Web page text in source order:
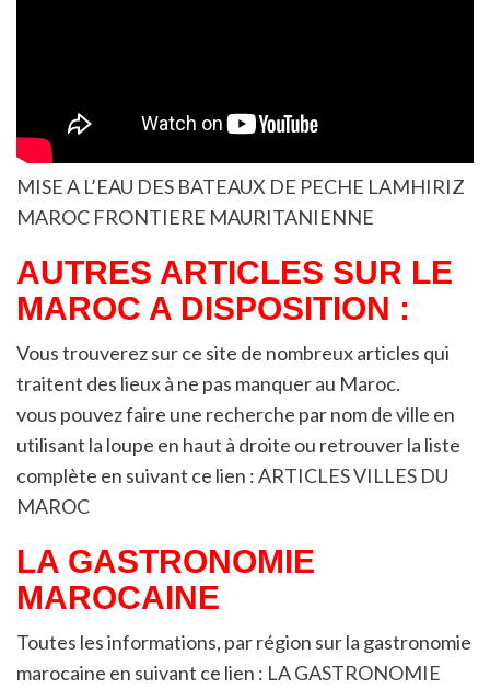
MISE A L’EAU DES BATEAUX DE PECHE LAMHIRIZ
MAROC FRONTIERE MAURITANIENNE
AUTRES ARTICLES SUR LE
MAROC A DISPOSITION :
Vous trouverez sur ce site de nombreux articles qui
traitent des lieux à ne pas manquer au Maroc.
vous pouvez faire une recherche par nom de ville en
utilisant la loupe en haut à droite ou retrouver la liste
complète en suivant ce lien :ARTICLES VILLES DU
MAROC
LA GASTRONOMIE
MAROCAINE
Toutes les informations, par région sur la gastronomie
marocaine en suivant ce lien : LA GASTRONOMIE